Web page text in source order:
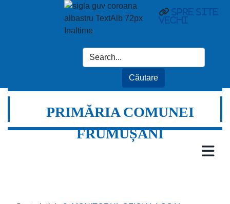
spre site
vechi
PRIMĂRIA COMUNEI
FRUMUȘANI